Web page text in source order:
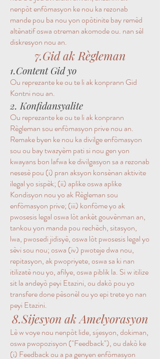
nenpòt enfòmasyon ke nou ka rezonab
mande pou ba nou yon opòtinite bay remèd
altènatif oswa otreman akomode ou. nan sèl
diskresyon nou an.
7.Gid ak Règleman
1.Content Gid yo
Ou reprezante ke ou te li ak konprann Gid
Kontni nou an.
2. Konfidansyalite
Ou reprezante ke ou te li ak konprann
Règleman sou enfòmasyon prive nou an.
Remake byen ke nou ka divilge enfòmasyon
sou ou bay twazyèm pati si nou gen yon
kwayans bon lafwa ke divilgasyon sa a rezonab
nesesè pou (i) pran aksyon konsènan aktivite
ilegal yo sispèk; (ii) aplike oswa aplike
Kondisyon nou yo ak Règleman sou
enfòmasyon prive; (iii) konfòme yo ak
pwosesis legal oswa lòt ankèt gouvènman an,
tankou yon manda pou rechèch, sitasyon,
lwa, pwosedi jidisyè, oswa lòt pwosesis legal yo
sèvi sou nou; oswa (iv) pwoteje dwa nou,
repitasyon, ak pwopriyete, oswa sa ki nan
itilizatè nou yo, afilye, oswa piblik la. Si w itilize
sit la andeyò peyi Etazini, ou dakò pou yo
transfere done pèsonèl ou yo epi trete yo nan
peyi Etazini.
8.Sijesyon ak Amelyorasyon
Lè w voye nou nenpòt lide, sijesyon, dokiman,
oswa pwopozisyon ("Feedback"), ou dakò ke
(i) Feedback ou a pa genyen enfòmasyon